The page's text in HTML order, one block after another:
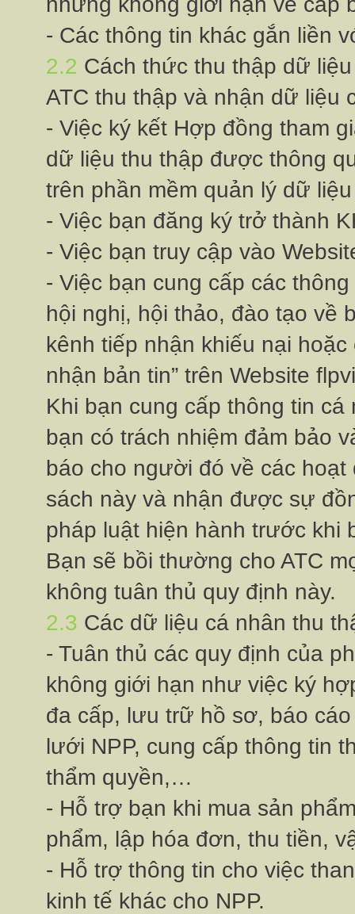
- Các thông tin khác gắn liền
2.2 Cách thức thu thập dữ
ATC thu thập và nhận dữ liệu
- Việc ký kết Hợp đồng tham
dữ liệu thu thập được thông
trên phần mềm quản lý dữ
- Việc bạn đăng ký trở thành
- Việc bạn truy cập vào
- Việc bạn cung cấp các
hội nghị, hội thảo, đào tạo về
kênh tiếp nhận khiếu nại
nhận bản tin” trên Website
Khi bạn cung cấp thông tin
bạn có trách nhiệm đảm bảo
báo cho người đó về các
sách này và nhận được sự
pháp luật hiện hành trước khi
Bạn sẽ bồi thường cho ATC
không tuân thủ quy định này.
2.3 Các dữ liệu cá nhân thu
- Tuân thủ các quy định của
không giới hạn như việc ký
đa cấp, lưu trữ hồ sơ, báo
lưới NPP, cung cấp thông tin
thẩm quyền,…
- Hỗ trợ bạn khi mua sản
phẩm, lập hóa đơn, thu tiền,
- Hỗ trợ thông tin cho việc
kinh tế khác cho NPP.